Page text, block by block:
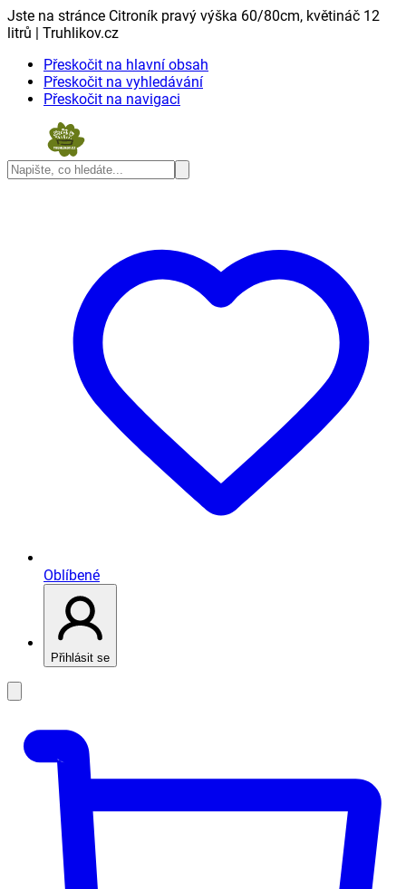
Jste na stránce Citroník pravý výška 60/80cm, květináč 12
litrů | Truhlikov.cz
Přeskočit na hlavní obsah
Přeskočit na vyhledávání
Přeskočit na navigaci
Oblíbené
Přihlásit se